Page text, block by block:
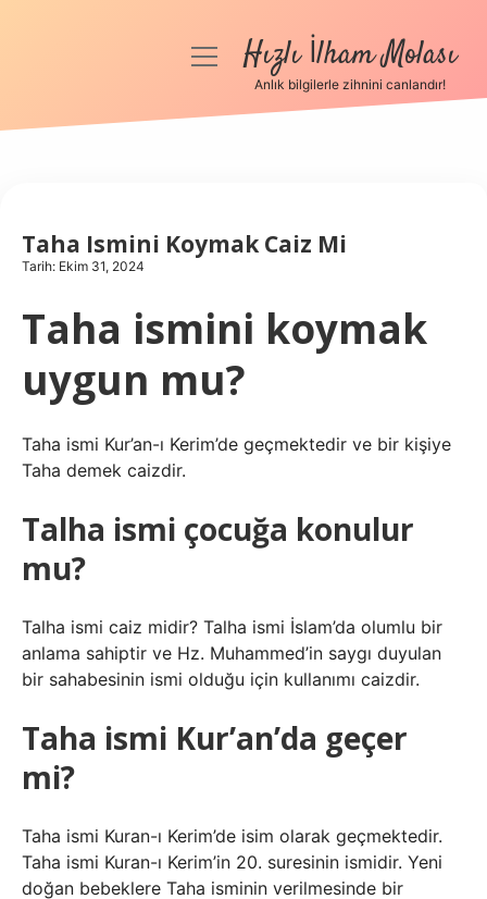
Anasayfa
Hakkımızda
menüyüHızlı İlham Molası
Anlık bilgilerle zihnini canlandır!
Taha Ismini Koymak Caiz Mi
Tarih: Ekim 31, 2024
Taha ismini koymak
uygun mu?
Taha ismi Kur’an-ı Kerim’de geçmektedir ve bir kişiye
Taha demek caizdir.
Talha ismi çocuğa konulur
mu?
Talha ismi caiz midir? Talha ismi İslam’da olumlu bir
anlama sahiptir ve Hz. Muhammed’in saygı duyulan
bir sahabesinin ismi olduğu için kullanımı caizdir.
Taha ismi Kur’an’da geçer
mi?
Taha ismi Kuran-ı Kerim’de isim olarak geçmektedir.
Taha ismi Kuran-ı Kerim’in 20. suresinin ismidir. Yeni
doğan bebeklere Taha isminin verilmesinde bir